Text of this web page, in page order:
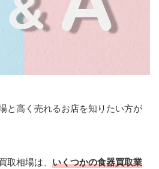
と高く売れるお店を知りたい方が
取相場は、 いくつかの食器買取業